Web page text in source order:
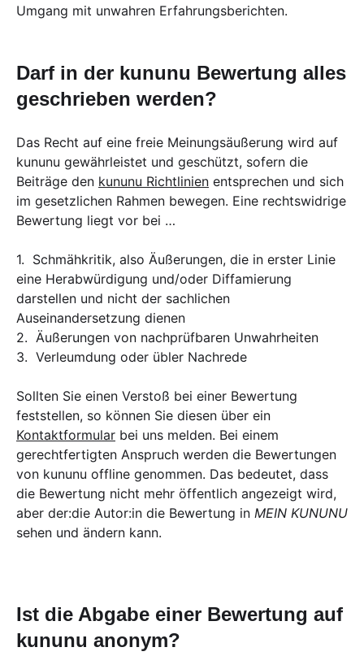
Umgang mit unwahren Erfahrungsberichten.
Darf in der kununu Bewertung alles
geschrieben werden?
Das Recht auf eine freie Meinungsäußerung wird auf
kununu gewährleistet und geschützt, sofern die
Beiträge den kununu Richtlinien entsprechen und sich
im gesetzlichen Rahmen bewegen. Eine rechtswidrige
Bewertung liegt vor bei …
1. Schmähkritik, also Äußerungen, die in erster Linie
eine Herabwürdigung und/oder Diffamierung
darstellen und nicht der sachlichen
Auseinandersetzung dienen
2. Äußerungen von nachprüfbaren Unwahrheiten
3. Verleumdung oder übler Nachrede
Sollten Sie einen Verstoß bei einer Bewertung
feststellen, so können Sie diesen über ein
Kontaktformular bei uns melden. Bei einem
gerechtfertigten Anspruch werden die Bewertungen
von kununu offline genommen. Das bedeutet, dass
die Bewertung nicht mehr öffentlich angezeigt wird,
aber der:die Autor:in die Bewertung in MEIN KUNUNU
sehen und ändern kann.
Ist die Abgabe einer Bewertung auf
kununu anonym?